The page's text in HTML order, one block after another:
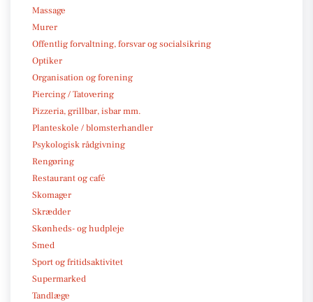
Massage
Murer
Offentlig forvaltning, forsvar og socialsikring
Optiker
Organisation og forening
Piercing / Tatovering
Pizzeria, grillbar, isbar mm.
Planteskole / blomsterhandler
Psykologisk rådgivning
Rengøring
Restaurant og café
Skomager
Skrædder
Skønheds- og hudpleje
Smed
Sport og fritidsaktivitet
Supermarked
Tandlæge